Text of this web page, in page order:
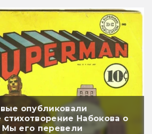
опубликовали
стихотворение Набокова о
его перевели